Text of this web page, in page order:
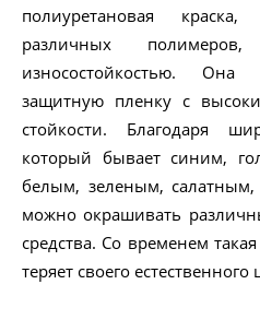
полиуретановая
различных
износостойкостью. Она
защитную пленку с
стойкости. Благодаря
который бывает синим,
белым, зеленым,
можно окрашивать
средства. Со временем
теряет своего